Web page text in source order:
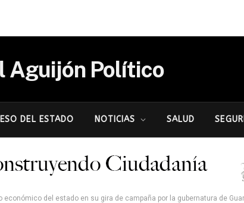
Aguijón Político
DEL ESTADO NOTICIAS SALUD
económico del estado en su gira de campaña por la gubernatura de